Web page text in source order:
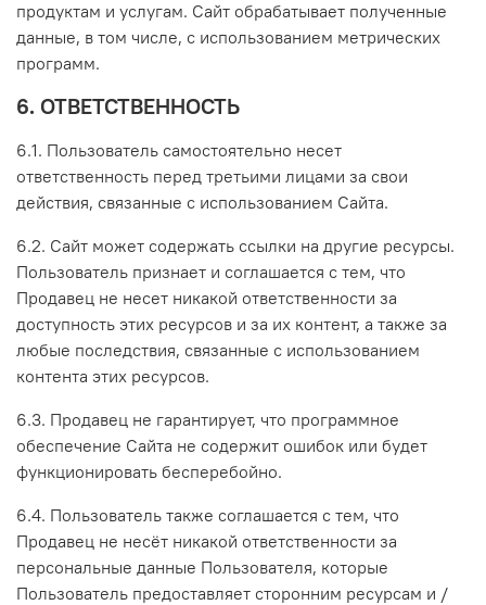
продуктам и услугам. Сайт обрабатывает полученные
данные, в том числе, с использованием метрических
программ.
6. ОТВЕТСТВЕННОСТЬ
6.1. Пользователь самостоятельно несет
ответственность перед третьими лицами за свои
действия, связанные с использованием Сайта.
6.2. Сайт может содержать ссылки на другие ресурсы.
Пользователь признает и соглашается с тем, что
Продавец не несет никакой ответственности за
доступность этих ресурсов и за их контент, а также за
любые последствия, связанные с использованием
контента этих ресурсов.
6.3. Продавец не гарантирует, что программное
обеспечение Сайта не содержит ошибок или будет
функционировать бесперебойно.
6.4. Пользователь также соглашается с тем, что
Продавец не несёт никакой ответственности за
персональные данные Пользователя, которые
Пользователь предоставляет сторонним ресурсам и /